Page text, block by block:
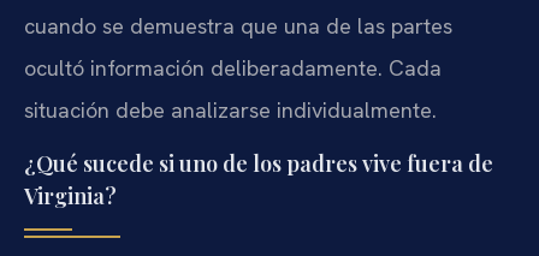
cuando se demuestra que una de las partes
ocultó información deliberadamente. Cada
situación debe analizarse individualmente.
¿Qué sucede si uno de los padres vive fuera de
Virginia?